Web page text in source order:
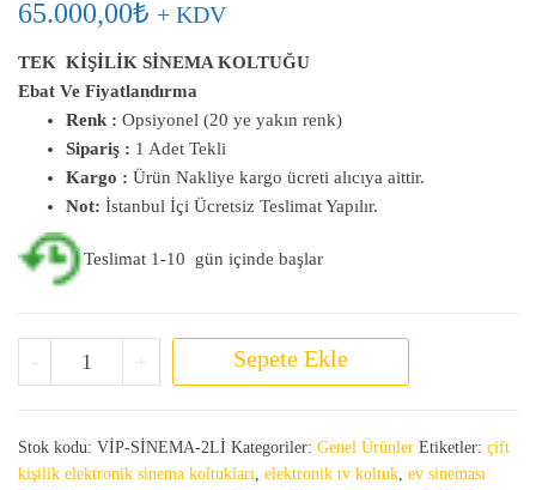
65.000,00₺ + KDV
TEK KİŞİLİK SİNEMA KOLTUĞU
Ebat Ve Fiyatlandırma
Renk : Opsiyonel (20 ye yakın renk)
Sipariş : 1 Adet Tekli
Kargo : Ürün Nakliye kargo ücreti alıcıya aittir.
Not: İstanbul İçi Ücretsiz Teslimat Yapılır.
Teslimat 1-10 gün içinde başlar
- Vip Elektronik Sinema Koltuğu adet
+ Sepete Ekle
Stok kodu: VİP-SİNEMA-2Lİ Kategoriler: Genel Ürünler Etiketler: çift
kişilik elektronik sinema koltukları, elektronik tv koltuk, ev sineması